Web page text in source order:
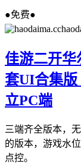
●免费●
佳游二开华
套UI合集版
立PC端
三端齐全版本，
的版本，游戏水
点控。